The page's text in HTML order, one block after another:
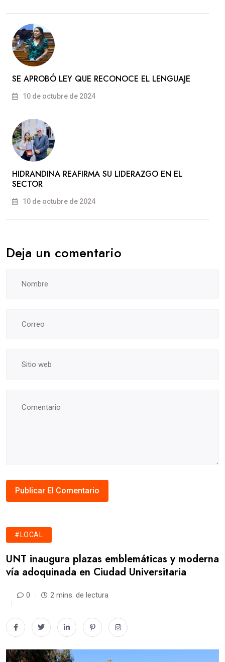
SE APROBÓ LEY QUE RECONOCE EL LENGUAJE
10 de octubre de 2024
HIDRANDINA REAFIRMA SU LIDERAZGO EN EL
SECTOR
10 de octubre de 2024
Deja un comentario
#LOCAL
UNT inaugura plazas emblemáticas y moderna
vía adoquinada en Ciudad Universitaria
0 2 mins. de lectura